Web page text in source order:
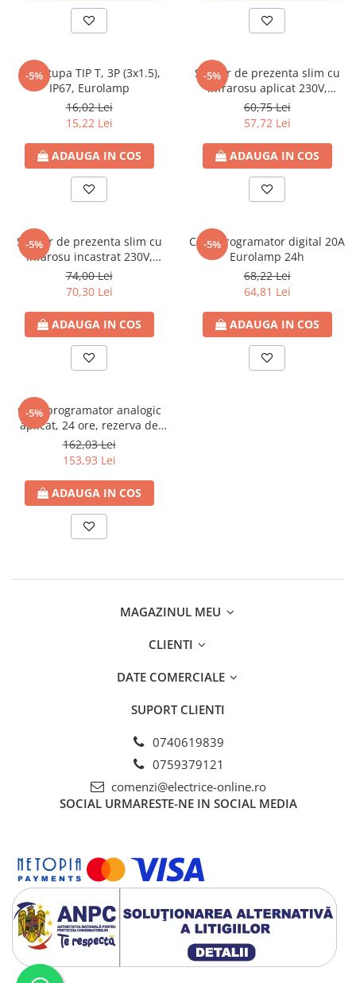
-5%
Presetupa TIP T, 3P (3x1.5),
IP67, Eurolamp
16,02 Lei
15,22 Lei
ADAUGA IN COS
-5%
Senzor de prezenta slim cu
infrarosu aplicat 230V,
360grade, max 150W LED,
10A, max 20 metri, IP20,
Eurolamp
60,75 Lei
57,72 Lei
ADAUGA IN COS
-5%
Senzor de prezenta slim cu
infarosu incastrat 230V,
360grade, max 150W LED,
10A, max 20 metri, IP20,
Eurolamp
74,00 Lei
70,30 Lei
ADAUGA IN COS
-5%
Ceas programator digital 20A
Eurolamp 24h
68,22 Lei
64,81 Lei
ADAUGA IN COS
-5%
Ceas programator analogic
aplicat, 24 ore, rezerva de
timp 150 ore, 16A, 100-240V,
Eurolamp
162,03 Lei
153,93 Lei
ADAUGA IN COS
MAGAZINUL MEU
CLIENTI
DATE COMERCIALE
SUPORT CLIENTI
0740619839
0759379121
comenzi@electrice-online.ro
SOCIAL URMARESTE-NE IN SOCIAL MEDIA